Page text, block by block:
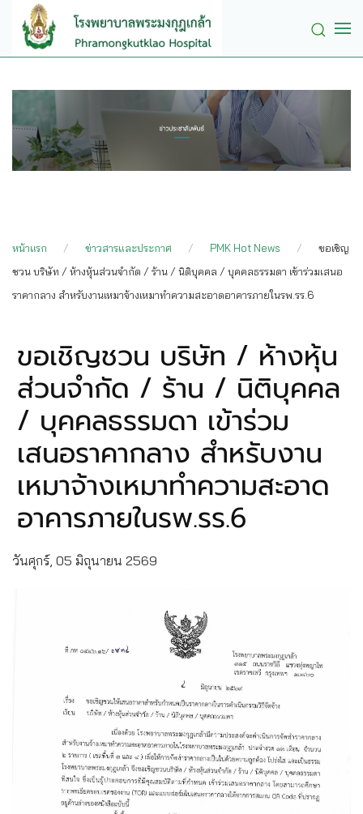
Skip to main content
หน้าแรก ข่าวสารและประกาศ PMK Hot News
ขอเชิญ
ชวน บริษัท / ห้างหุ้นส่วนจำกัด / ร้าน / นิติบุคคล / บุคคลธรรมดา เข้าร่วมเสนอ
ราคากลาง สำหรับงานเหมาจ้างเหมาทำความสะอาดอาคารภายในรพ.รร.6
ขอเชิญชวน บริษัท / ห้างหุ้น
ส่วนจำกัด / ร้าน / นิติบุคคล
/ บุคคลธรรมดา เข้าร่วม
เสนอราคากลาง สำหรับงาน
เหมาจ้างเหมาทำความสะอาด
อาคารภายในรพ.รร.6
วันศุกร์, 05 มิถุนายน 2569